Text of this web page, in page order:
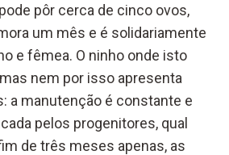
pôr cerca de cinco ovos,
um mês e é solidariamente
e fêmea. O ninho onde isto
nem por isso apresenta
a manutenção é constante e
pelos progenitores, qual
de três meses apenas, as